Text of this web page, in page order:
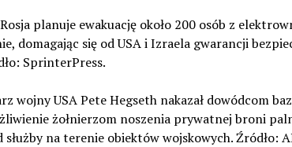
planuje ewakuację około 200 osób z
domagając się od USA i Izraela gwarancji
SprinterPress.
wojny USA Pete Hegseth nakazał dowódcom baz
żołnierzom noszenia prywatnej broni
służby na terenie obiektów wojskowych. Źródło: